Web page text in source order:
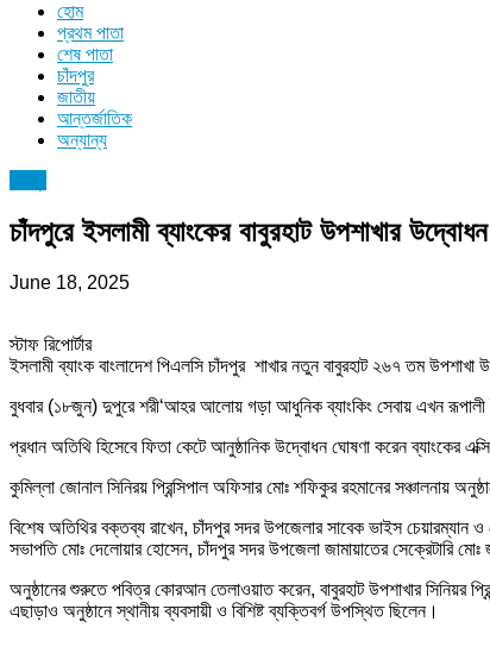
হোম
প্রথম পাতা
শেষ পাতা
চাঁদপুর
জাতীয়
আন্তর্জাতিক
অন্যান্য
চাঁদপুরে ইসলামী ব্যাংকের বাবুরহাট উপশাখার উদ্বোধন
June 18, 2025
স্টাফ রিপোর্টার
ইসলামী ব্যাংক বাংলাদেশ পিএলসি চাঁদপুর শাখার নতুন বাবুরহাট ২৬৭ তম উপশাখা
বুধবার (১৮জুন) দুপুরে শরী‘আহর আলোয় গড়া আধুনিক ব্যাংকিং সেবায় এখন রূপালী
প্রধান অতিথি হিসেবে ফিতা কেটে আনুষ্ঠানিক উদ্বোধন ঘোষণা করেন ব্যাংকের
কুমিল্লা জোনাল সিনিরয় প্রিন্সিপাল অফিসার মোঃ শফিকুর রহমানের সঞ্চালনায়
বিশেষ অতিথির বক্তব্য রাখেন, চাঁদপুর সদর উপজেলার সাবেক ভাইস চেয়ারম্যান ও
সভাপতি মোঃ দেলোয়ার হোসেন, চাঁদপুর সদর উপজেলা জামায়াতের সেক্রেটারি
অনুষ্ঠানের শুরুতে পবিত্র কোরআন তেলাওয়াত করেন, বাবুরহাট উপশাখার সিনিয়র
এছাড়াও অনুষ্ঠানে স্থানীয় ব্যবসায়ী ও বিশিষ্ট ব্যক্তিবর্গ উপস্থিত ছিলেন।